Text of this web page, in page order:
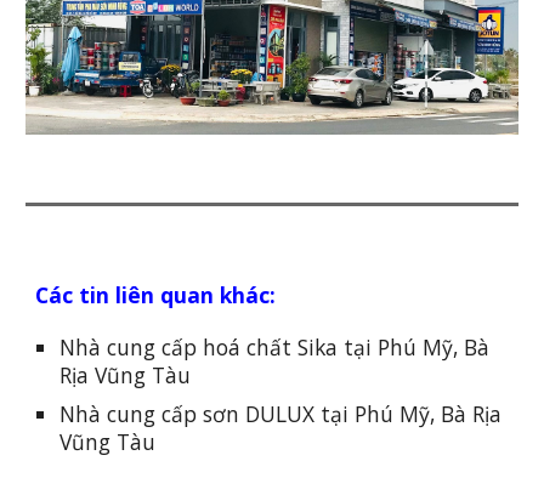
Các tin liên quan khác:
Nhà cung cấp hoá chất Sika tại Phú Mỹ, Bà
Rịa Vũng Tàu
Nhà cung cấp sơn DULUX tại Phú Mỹ, Bà Rịa
Vũng Tàu